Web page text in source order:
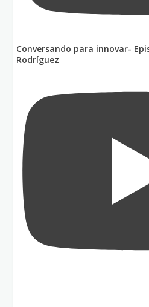
Conversando para innovar-
Rodríguez